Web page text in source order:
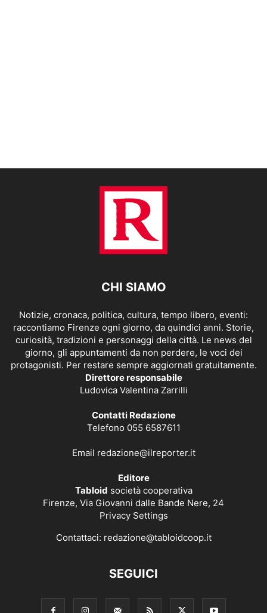
CHI SIAMO
Notizie, cronaca, politica, cultura, tempo libero, eventi:
raccontiamo Firenze ogni giorno, da quindici anni. Storie,
curiosità, tradizioni e personaggi della città. Le news del
giorno, gli appuntamenti da non perdere, le voci dei
protagonisti. Per restare sempre aggiornati gratuitamente.
Direttore responsabile
Ludovica Valentina Zarrilli
Contatti Redazione
Telefono 055 6587611
Email redazione@ilreporter.it
Editore
Tabloid società cooperativa
Firenze, Via Giovanni dalle Bande Nere, 24
Privacy Settings
Contattaci: redazione@tabloidcoop.it
SEGUICI